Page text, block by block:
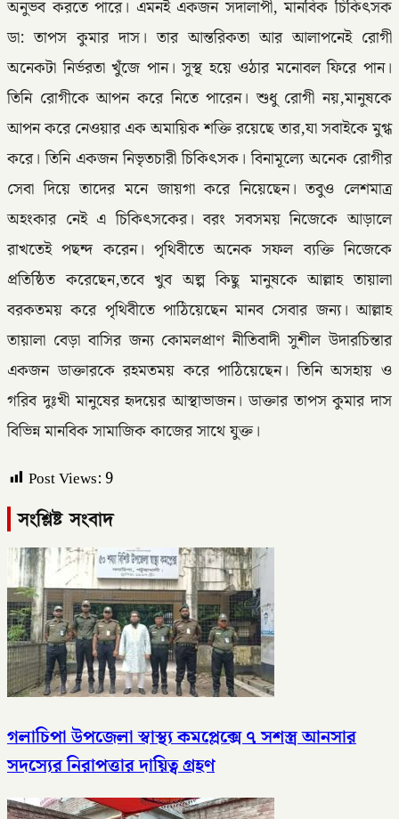
অনুভব করতে পারে। এমনই একজন সদালাপী, মানবিক চিকিৎসক
ডা: তাপস কুমার দাস। তার আন্তরিকতা আর আলাপনেই রোগী
অনেকটা নির্ভরতা খুঁজে পান। সুস্থ হয়ে ওঠার মনোবল ফিরে পান।
তিনি রোগীকে আপন করে নিতে পারেন। শুধু রোগী নয়,মানুষকে
আপন করে নেওয়ার এক অমায়িক শক্তি রয়েছে তার,যা সবাইকে মুগ্ধ
করে। তিনি একজন নিভৃতচারী চিকিৎসক। বিনামূল্যে অনেক রোগীর
সেবা দিয়ে তাদের মনে জায়গা করে নিয়েছেন। তবুও লেশমাত্র
অহংকার নেই এ চিকিৎসকের। বরং সবসময় নিজেকে আড়ালে
রাখতেই পছন্দ করেন। পৃথিবীতে অনেক সফল ব্যক্তি নিজেকে
প্রতিষ্ঠিত করেছেন,তবে খুব অল্প কিছু মানুষকে আল্লাহ তায়ালা
বরকতময় করে পৃথিবীতে পাঠিয়েছেন মানব সেবার জন্য। আল্লাহ
তায়ালা বেড়া বাসির জন্য কোমলপ্রাণ নীতিবাদী সুশীল উদারচিন্তার
একজন ডাক্তারকে রহমতময় করে পাঠিয়েছেন। তিনি অসহায় ও
গরিব দুঃখী মানুষের হৃদয়ের আস্থাভাজন। ডাক্তার তাপস কুমার দাস
বিভিন্ন মানবিক সামাজিক কাজের সাথে যুক্ত।
Post Views:9
সংশ্লিষ্ট সংবাদ
গলাচিপা উপজেলা স্বাস্থ্য কমপ্লেক্সে ৭ সশস্ত্র আনসার
সদস্যের নিরাপত্তার দায়িত্ব গ্রহণ